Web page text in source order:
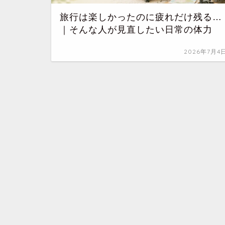
旅行は楽しかったのに疲れだけ残る…
｜そんな人が見直したい日常の体力
2026年7月4